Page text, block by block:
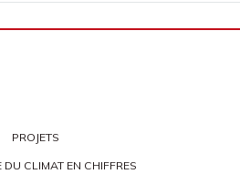
PROJETS
DU CLIMAT EN CHIFFRES